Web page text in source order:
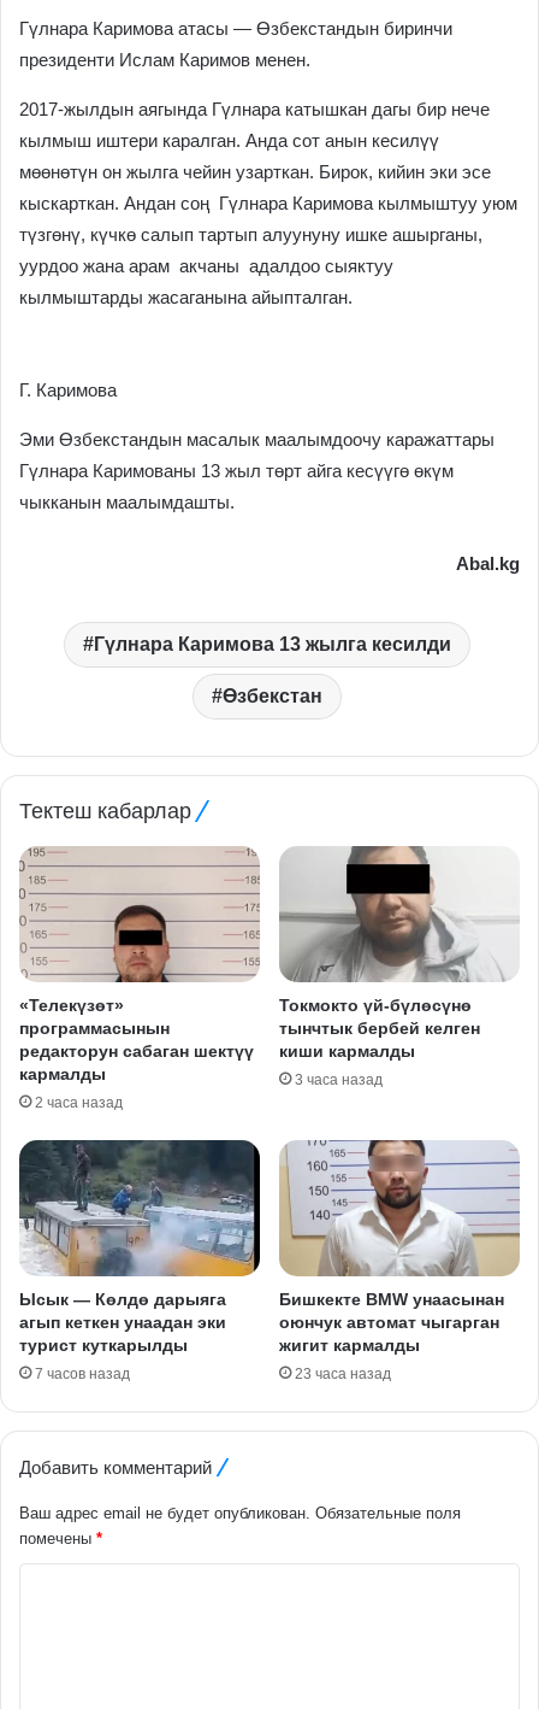
Гүлнара Каримова атасы — Өзбекстандын биринчи
президенти Ислам Каримов менен.
2017-жылдын аягында Гүлнара катышкан дагы бир нече
кылмыш иштери каралган. Анда сот анын кесилүү
мөөнөтүн он жылга чейин узарткан. Бирок, кийин эки эсе
кыскарткан. Андан соң Гүлнара Каримова кылмыштуу уюм
түзгөнү, күчкө салып тартып алуунуну ишке ашырганы,
уурдоо жана арам акчаны адалдоо сыяктуу
кылмыштарды жасаганына айыпталган.
Г. Каримова
Эми Өзбекстандын масалык маалымдоочу каражаттары
Гүлнара Каримованы 13 жыл төрт айга кесүүгө өкүм
чыкканын маалымдашты.
Abal.kg
Гүлнара Каримова 13 жылга кесилди
Өзбекстан
Тектеш кабарлар
«Телекүзөт»
программасынын
редакторун сабаган шектүү
кармалды
2 часа назад
Токмокто үй-бүлөсүнө
тынчтык бербей келген
киши кармалды
3 часа назад
Ысык — Көлдө дарыяга
агып кеткен унаадан эки
турист куткарылды
7 часов назад
Бишкекте BMW унаасынан
оюнчук автомат чыгарган
жигит кармалды
23 часа назад
Добавить комментарий
Ваш адрес email не будет опубликован. Обязательные поля
помечены *